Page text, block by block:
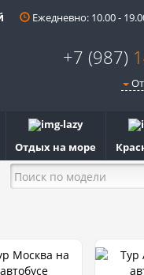
Ежедневно: 10.00 -
+7 (987)
Отдых на море